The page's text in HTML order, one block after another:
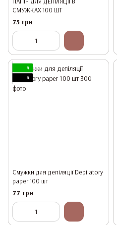
СМУЖКАХ 100 ШТ
75 грн
4
4
Смужки для депіляції Depilatory
paper 100 шт
77 грн